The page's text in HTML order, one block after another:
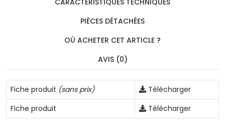
CARACTÉRISTIQUES TECHNIQUES
PIÈCES DÉTACHÉES
OÙ ACHETER CET ARTICLE ?
AVIS (0)
Fiche produit (sans prix)
Télécharger
Fiche produit
Télécharger